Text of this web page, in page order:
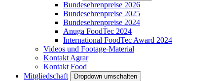
Bundesehrenpreise 2026
Bundesehrenpreise 2025
Bundesehrenpreise 2024
Anuga FoodTec 2024
International FoodTec Award 2024
Videos und Footage-Material
Kontakt Agrar
Kontakt Food
Mitgliedschaft
Dropdown umschalten